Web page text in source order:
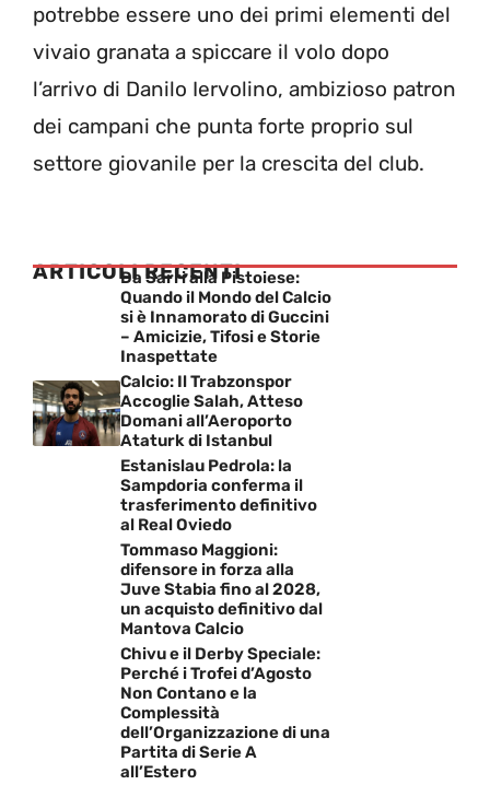
potrebbe essere uno dei primi elementi del
vivaio granata a spiccare il volo dopo
l’arrivo di Danilo Iervolino, ambizioso patron
dei campani che punta forte proprio sul
settore giovanile per la crescita del club.
ARTICOLI RECENTI
Da Sarri alla Pistoiese:
Quando il Mondo del Calcio
si è Innamorato di Guccini
– Amicizie, Tifosi e Storie
Inaspettate
Calcio: Il Trabzonspor
Accoglie Salah, Atteso
Domani all’Aeroporto
Ataturk di Istanbul
Estanislau Pedrola: la
Sampdoria conferma il
trasferimento definitivo
al Real Oviedo
Tommaso Maggioni:
difensore in forza alla
Juve Stabia fino al 2028,
un acquisto definitivo dal
Mantova Calcio
Chivu e il Derby Speciale:
Perché i Trofei d’Agosto
Non Contano e la
Complessità
dell’Organizzazione di una
Partita di Serie A
all’Estero